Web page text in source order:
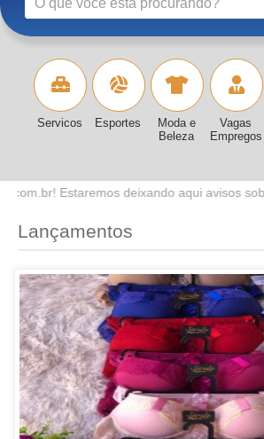
Servicos Esportes
Moda e
Beleza
Vagas
Empregos
aqui avisos sobre novidades que
Lançamentos